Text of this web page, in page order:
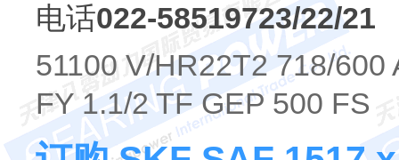
电话022-58519723/22/21
51100 V/HR22T2 718/
FY 1.1/2 TF GEP 500 FS